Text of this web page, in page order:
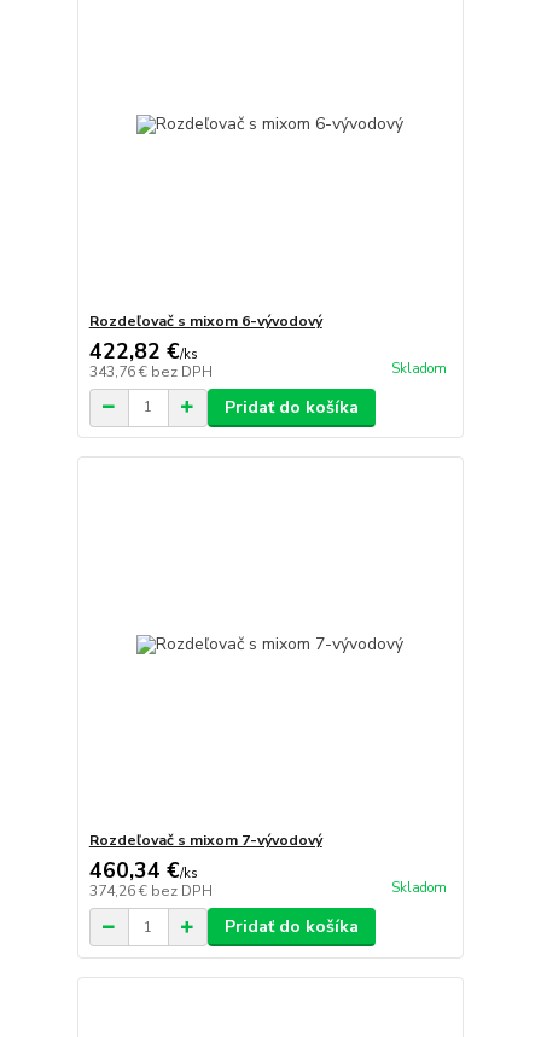
Rozdeľovač s mixom 6-vývodový
422,82 €/ks
343,76 € bez DPH Skladom
Pridať do košíka
Rozdeľovač s mixom 7-vývodový
460,34 €/ks
374,26 € bez DPH Skladom
Pridať do košíka